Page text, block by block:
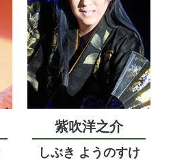
紫吹洋之介
しぶき ようのすけ